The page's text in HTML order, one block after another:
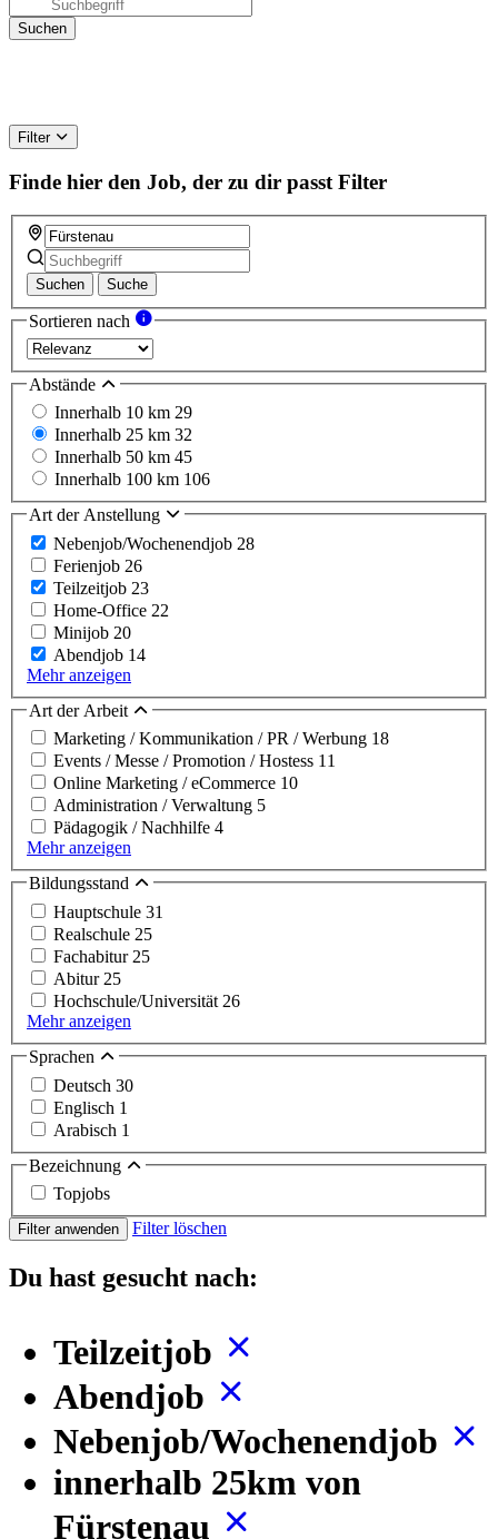
Filter
Finde hier den Job, der zu dir passt Filter
Suchen Suche
Sortieren nach
Abstände
Innerhalb 10 km 29
Innerhalb 25 km 32
Innerhalb 50 km 45
Innerhalb 100 km 106
Art der Anstellung
Nebenjob/Wochenendjob 28
Ferienjob 26
Teilzeitjob 23
Home-Office 22
Minijob 20
Abendjob 14
Mehr anzeigen
Art der Arbeit
Marketing / Kommunikation / PR / Werbung 18
Events / Messe / Promotion / Hostess 11
Online Marketing / eCommerce 10
Administration / Verwaltung 5
Pädagogik / Nachhilfe 4
Mehr anzeigen
Bildungsstand
Hauptschule 31
Realschule 25
Fachabitur 25
Abitur 25
Hochschule/Universität 26
Mehr anzeigen
Sprachen
Deutsch 30
Englisch 1
Arabisch 1
Bezeichnung
Topjobs
Filter anwenden Filter löschen
Du hast gesucht nach:
Teilzeitjob
Abendjob
Nebenjob/Wochenendjob
innerhalb 25km von
Fürstenau